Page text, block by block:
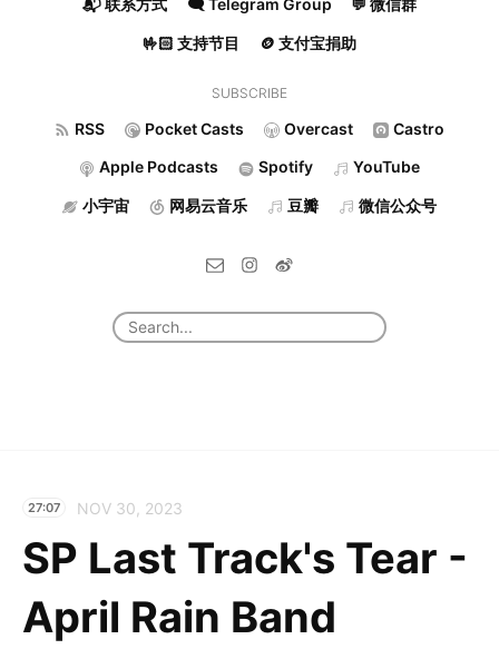
📬 联系方式 🗨️ Telegram Group 💬 微信群
🤟🏻 支持节目 🪙 支付宝捐助
SUBSCRIBE
RSS Pocket Casts Overcast Castro
Apple Podcasts Spotify YouTube
小宇宙 网易云音乐 豆瓣 微信公众号
27:07 NOV 30, 2023
SP Last Track's Tear -
April Rain Band